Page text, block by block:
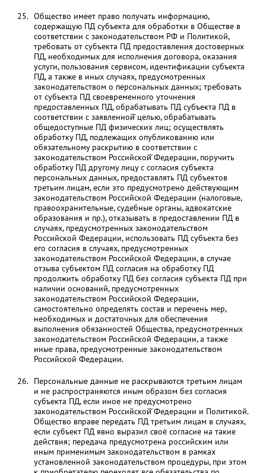
Общество имеет право получать информацию,
содержащую ПД субъекта для обработки в Обществе в
соответствии с законодательством РФ и Политикой,
требовать от субъекта ПД предоставления достоверных
ПД, необходимых для исполнения договора, оказания
услуги, пользования сервисом, идентификации субъекта
ПД, а также в иных случаях, предусмотренных
законодательством о персональных данных; требовать
от субъекта ПД своевременного уточнения
предоставленных ПД, обрабатывать ПД субъекта ПД в
соответствии с заявленной̆ целью, обрабатывать
общедоступные ПД физических лиц; осуществлять
обработку ПД, подлежащих опубликованию или
обязательному раскрытию в соответствии с
законодательством Российской̆ Федерации, поручить
обработку ПД другому лицу с согласия субъекта
персональных данных, предоставлять ПД субъектов
третьим лицам, если это предусмотрено действующим
законодательством Российской Федерации (налоговые,
правоохранительные, судебные органы, адвокатские
образования и пр.), отказывать в предоставлении ПД в
случаях, предусмотренных законодательством
Российской Федерации, использовать ПД субъекта без
его согласия в случаях, предусмотренных
законодательством Российской Федерации, в случае
отзыва субъектом ПД согласия на обработку ПД
продолжить обработку ПД без согласия субъекта ПД при
наличии оснований, предусмотренных
законодательством Российской Федерации,
самостоятельно определять состав и перечень мер,
необходимых и достаточных для обеспечения
выполнения обязанностей Общества, предусмотренных
законодательством Российской Федерации, а также
иные права, предусмотренные законодательством
Российской Федерации.
Персональные данные не раскрываются третьим лицам
и не распространяются иным образом без согласия
субъекта ПД, если иное не предусмотрено
законодательством Российской̆ Федерации и Политикой.
Общество вправе передать ПД третьим лицам в случаях,
если субъект ПД явно выразил своё согласие на такие
действия; передача предусмотрена российским или
иным применимым законодательством в рамках
установленной законодательством процедуры, при этом